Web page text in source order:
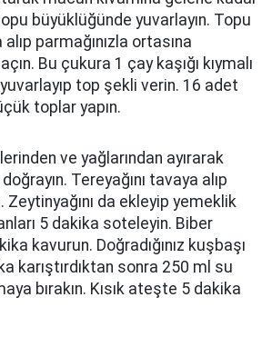
büyüklüğünde yuvarlayın. Topu
parmağınızla ortasına
Bu çukura 1 çay kaşığı kıymalı
top şekli verin. 16 adet
toplar yapın.
ve yağlarından ayırarak
Tereyağını tavaya alıp
da ekleyip yemeklik
5 dakika soteleyin. Biber
kavurun. Doğradığınız kuşbaşı
karıştırdıktan sonra 250 ml su
bırakın. Kısık ateşte 5 dakika